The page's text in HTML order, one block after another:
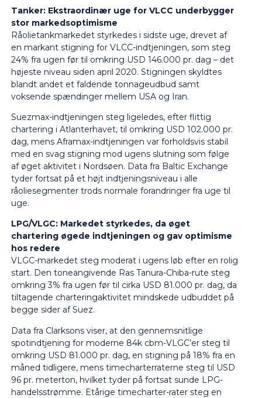
Tanker: Ekstraordinær uge for VLCC underbygger
stor markedsoptimisme
Råolietankmarkedet styrkedes i sidste uge, drevet af
en markant stigning for VLCC-indtjeningen, som steg
24% fra ugen før til omkring USD 146.000 pr. dag – det
højeste niveau siden april 2020. Stigningen skyldtes
blandt andet et faldende tonnageudbud samt
voksende spændinger mellem USA og Iran.
Suezmax-indtjeningen steg ligeledes, efter flittig
chartering i Atlanterhavet, til omkring USD 102.000 pr.
dag, mens Aframax-indtjeningen var forholdsvis stabil
med en svag stigning mod ugens slutning som følge
af øget aktivitet i Nordsøen. Data fra Baltic Exchange
tyder fortsat på et højt indtjeningsniveau i alle
råoliesegmenter trods normale forandringer fra uge til
uge.
LPG/VLGC: Markedet styrkedes, da øget
chartering øgede indtjeningen og gav optimisme
hos redere
VLGC-markedet steg moderat i ugens løb efter en rolig
start. Den toneangivende Ras Tanura-Chiba-rute steg
omkring 3% fra ugen før til cirka USD 81.000 pr. dag, da
tiltagende charteringaktivitet mindskede udbuddet på
begge sider af Suez.
Data fra Clarksons viser, at den gennemsnitlige
spotindtjening for moderne 84k cbm-VLGC’er steg til
omkring USD 81.000 pr. dag, en stigning på 18% fra en
måned tidligere, mens timecharterraterne steg til USD
96 pr. meterton, hvilket tyder på fortsat sunde LPG-
handelsstrømme. Etårige timecharter-rater steg en